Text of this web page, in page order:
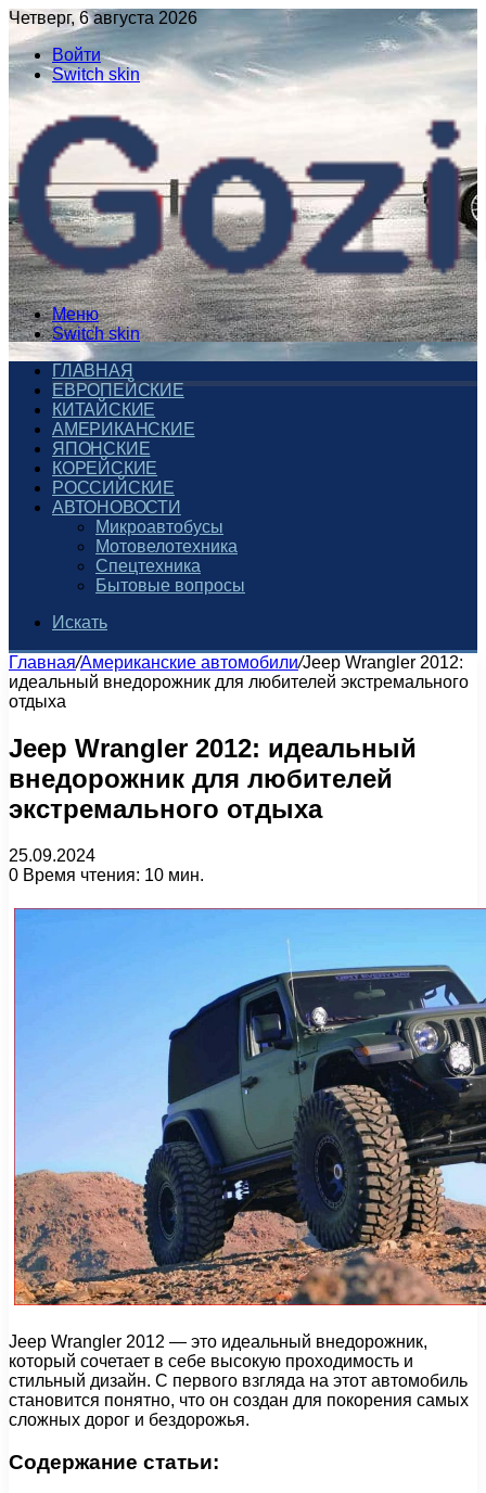
Четверг, 6 августа 2026
Войти
Switch skin
Меню
Switch skin
ГЛАВНАЯ
ЕВРОПЕЙСКИЕ
КИТАЙСКИЕ
АМЕРИКАНСКИЕ
ЯПОНСКИЕ
КОРЕЙСКИЕ
РОССИЙСКИЕ
АВТОНОВОСТИ
Микроавтобусы
Мотовелотехника
Спецтехника
Бытовые вопросы
Искать
Главная/Американские автомобили/Jeep Wrangler 2012:
идеальный внедорожник для любителей экстремального
отдыха
Jeep Wrangler 2012: идеальный
внедорожник для любителей
экстремального отдыха
25.09.2024
0 Время чтения: 10 мин.
Jeep Wrangler 2012 — это идеальный внедорожник,
который сочетает в себе высокую проходимость и
стильный дизайн. С первого взгляда на этот автомобиль
становится понятно, что он создан для покорения самых
сложных дорог и бездорожья.
Содержание статьи: